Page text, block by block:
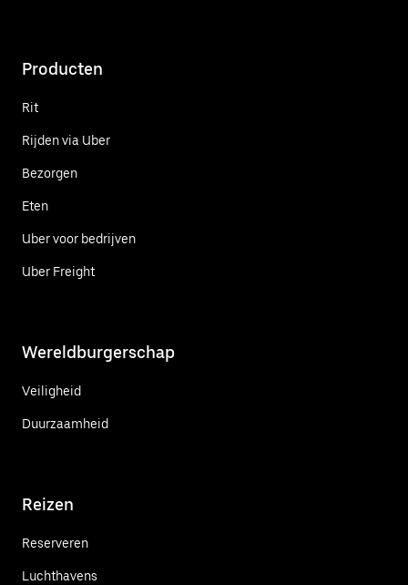
Producten
Rit
Rijden via Uber
Bezorgen
Eten
Uber voor bedrijven
Uber Freight
Wereldburgerschap
Veiligheid
Duurzaamheid
Reizen
Reserveren
Luchthavens